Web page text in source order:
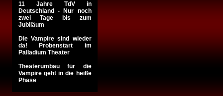
11 Jahre TdV in
Deutschland - Nur noch
zwei Tage bis zum
Jubiläum
Die Vampire sind wieder
da! Probenstart im
Palladium Theater
Theaterumbau für die
Vampire geht in die heiße
Phase